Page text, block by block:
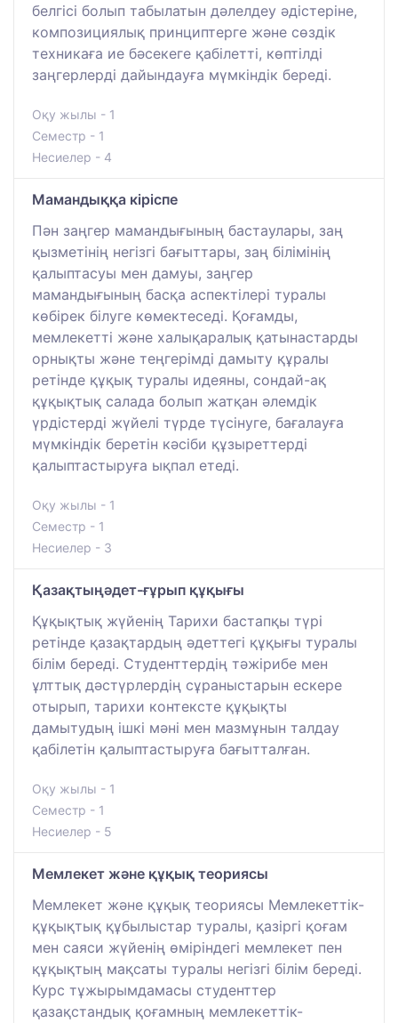
белгісі болып табылатын дәлелдеу әдістеріне,
композициялық принциптерге және сөздік
техникаға ие бәсекеге қабілетті, көптілді
заңгерлерді дайындауға мүмкіндік береді.
Оқу жылы - 1
Семестр - 1
Несиелер - 4
Мамандыққа кіріспе
Пән заңгер мамандығының бастаулары, заң
қызметінің негізгі бағыттары, заң білімінің
қалыптасуы мен дамуы, заңгер
мамандығының басқа аспектілері туралы
көбірек білуге көмектеседі. Қоғамды,
мемлекетті және халықаралық қатынастарды
орнықты және теңгерімді дамыту құралы
ретінде құқық туралы идеяны, сондай-ақ
құқықтық салада болып жатқан әлемдік
үрдістерді жүйелі түрде түсінуге, бағалауға
мүмкіндік беретін кәсіби құзыреттерді
қалыптастыруға ықпал етеді.
Оқу жылы - 1
Семестр - 1
Несиелер - 3
Қазақтыңәдет-ғұрып құқығы
Құқықтық жүйенің Тарихи бастапқы түрі
ретінде қазақтардың әдеттегі құқығы туралы
білім береді. Студенттердің тәжірибе мен
ұлттық дәстүрлердің сұраныстарын ескере
отырып, тарихи контексте құқықты
дамытудың ішкі мәні мен мазмұнын талдау
қабілетін қалыптастыруға бағытталған.
Оқу жылы - 1
Семестр - 1
Несиелер - 5
Мемлекет және құқық теориясы
Мемлекет және құқық теориясы Мемлекеттік-
құқықтық құбылыстар туралы, қазіргі қоғам
мен саяси жүйенің өміріндегі мемлекет пен
құқықтың мақсаты туралы негізгі білім береді.
Курс тұжырымдамасы студенттер
қазақстандық қоғамның мемлекеттік-